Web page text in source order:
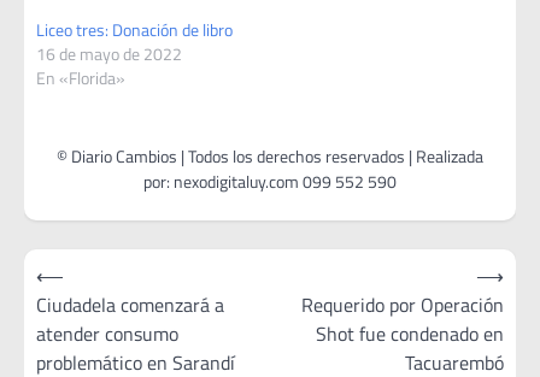
Liceo tres: Donación de libro
16 de mayo de 2022
En «Florida»
Navegación
de
entradas
⟵
Ciudadela comenzará a
atender consumo
problemático en Sarandí
Requerido por Operación
Shot fue condenado en
Tacuarembó
⟶